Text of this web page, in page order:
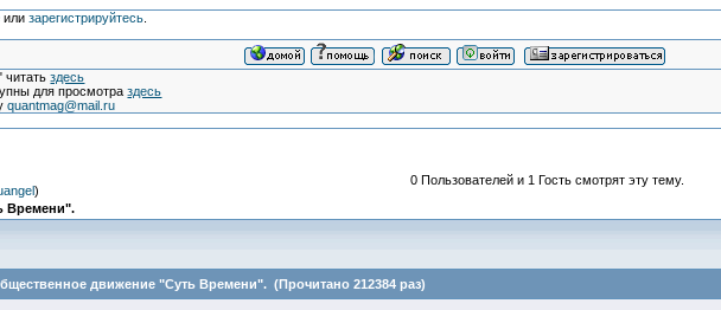
или зарегистрируйтесь.
читатьздесь
для просмотраздесь
quantmag@mail.ru
)
Времени".
0 Пользователей и 1 Гость смотрят эту тему.
движение "Суть Времени". (Прочитано 212384 раз)